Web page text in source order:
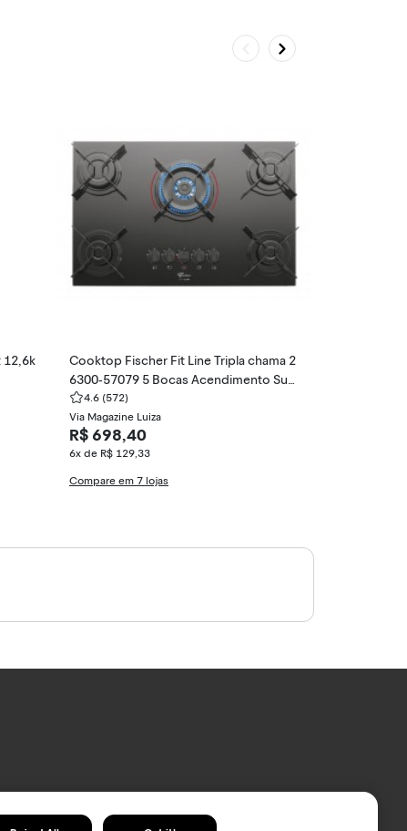
12,6k
Cooktop Fischer Fit Line Tripla chama 2
6300-57079 5 Bocas Acendimento Sup
erautomático
4.6 (572)
Via Magazine Luiza
R$ 698,40
6x de R$ 129,33
Compare em 7 lojas